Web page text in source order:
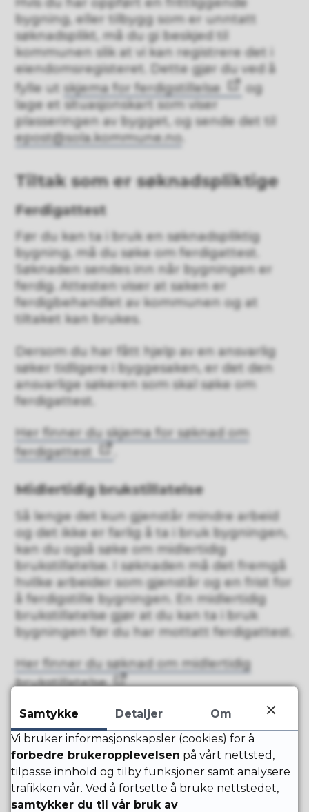
bygning, eller tilbygg som er unntatt
søknadsplikt, må du gi beskjed til
kommunen slik at vi kan registrere det i
eiendomsregisteret. Dette gjør du ved å
fylle utskjema for ferdigstillelse
og
lage et situasjonskart som viser
plasseringen av bygget, og sende det til
epost@sola.kommune.no.
Tiltak som er søknadspliktige
Ferdigattest
Før du kan ta i bruk en søknadspliktig
bygning, må du søke om ferdigattest.
Søknaden sendes inn når bygningen er
ferdig. Attesten viser at saken er
ferdigbehandlet av kommunen og at
tiltaket kan brukes.
Dersom du har fått hjelp av en ansvarlig
søker tidligere i byggesaken, er det den
ansvarlige søkeren som skal søke om
ferdigattest.
Her finner du skjema for søknad om
ferdigattest
Midlertidig brukstillatelse
Så lenge det kun gjenstår mindre arbeid
og det ikke er farlig å ta i bruk bygningen,
kan du også søke om midlertidig
brukstillatelse. I søknaden må det fremgå
hvilke arbeider som gjenstår og en frist for
å ferdigstille bygningen. En midlertidig
brukstillatelse gjør at du kan ta i bruk
bygningen før du har mottatt ferdigattest.
Her finner du søknad om midlertidig
brukstillatelse
Saksbehandlingstid
Saksbehandlingsfristen for søknad om
ferdigattest eller midlertidig brukstillatelse
er i utgangspunktet 3 uker.
Samtykke Detaljer
Om
Vi bruker informasjonskapsler (cookies) for å
forbedre brukeropplevelsen på vårt nettsted,
tilpasse innhold og tilby funksjoner samt analysere
trafikken vår. Ved å fortsette å bruke nettstedet,
samtykker du til vår bruk av